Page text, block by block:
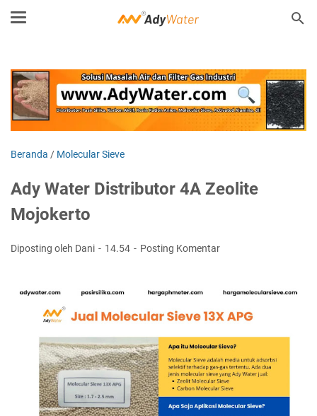
Beranda / Molecular Sieve
Ady Water Distributor 4A Zeolite
Mojokerto
Diposting oleh Dani 14.54 Posting Komentar